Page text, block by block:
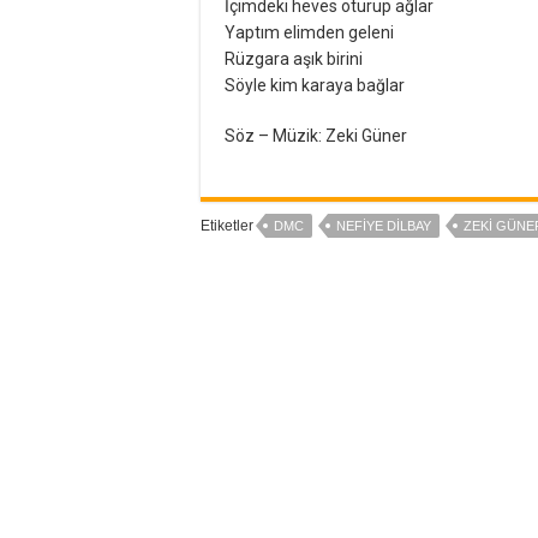
İçimdeki heves oturup ağlar
Yaptım elimden geleni
Rüzgara aşık birini
Söyle kim karaya bağlar
Söz – Müzik: Zeki Güner
Etiketler DMC NEFIYE DILBAY ZEKI